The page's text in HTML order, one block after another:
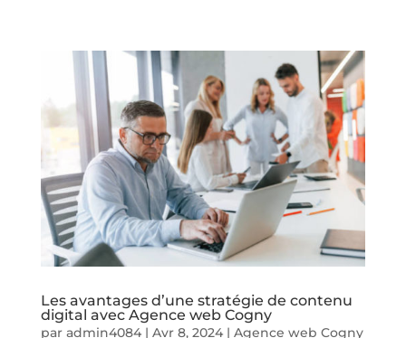
Les avantages d’une stratégie de contenu
digital avec Agence web Cogny
par admin4084| Avr 8, 2024| Agence web Cogny